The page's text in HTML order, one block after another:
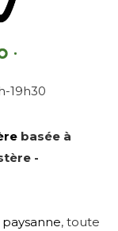
19h30
basée à
-
, toute